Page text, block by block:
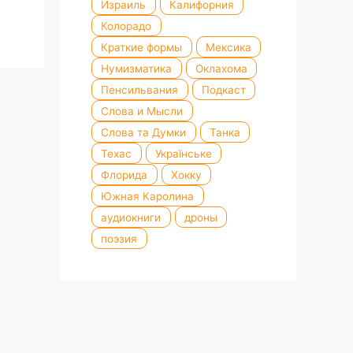
Израиль
Калифорния
Колорадо
Краткие формы
Мексика
Нумизматика
Оклахома
Пенсильвания
Подкаст
Слова и Мысли
Слова та Думки
Танка
Техас
Українське
Флорида
Хокку
Южная Каролина
аудиокниги
дроны
поэзия